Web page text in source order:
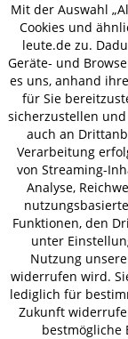
VERSAND
* Alle Preise
Mit der Auswahl
Cookies und
leute.de zu.
Geräte- und
es uns, anhand
für Sie
sicherzustellen
auch an
Verarbeitung
von Streaming-
Analyse,
Funktionen, den
unter
Nutzung
widerrufen wird.
lediglich für
Zukunft
bestmögliche